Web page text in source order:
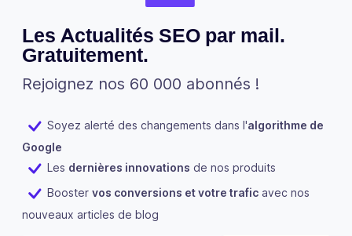
Les Actualités SEO par mail.
Gratuitement.
Rejoignez nos 60 000 abonnés !
Soyez alerté des changements dans l'algorithme de
Google
Les dernières innovations de nos produits
Booster vos conversions et votre trafic avec nos
nouveaux articles de blog